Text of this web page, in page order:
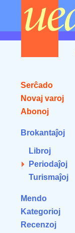
Serĉado
Novaj varoj
Abonoj
Brokantaĵoj
Libroj
Periodaĵoj
Turismaĵoj
Mendo
Kategorioj
Recenzoj